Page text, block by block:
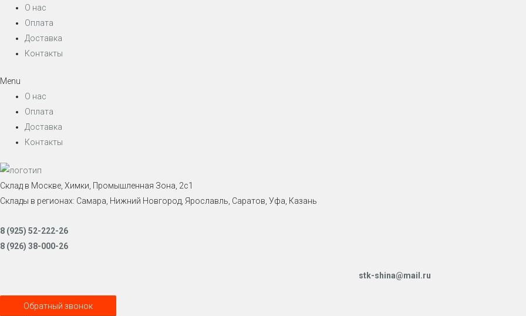
О нас
Оплата
Доставка
Контакты
Menu
О нас
Оплата
Доставка
Контакты
Склад в Москве, Химки, Промышленная Зона, 2с1
Склады в регионах: Самара, Нижний Новгород, Ярославль, Саратов, Уфа, Казань
8 (925) 52-222-26
8 (926) 38-000-26
stk-shina@mail.ru
Обратный звонок